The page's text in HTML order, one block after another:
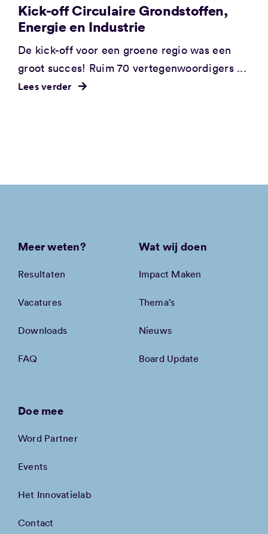
Kick-off Circulaire Grondstoffen,
Energie en Industrie
De kick-off voor een groene regio was een
groot succes! Ruim 70 vertegenwoordigers ...
Lees verder
Meer weten?
Resultaten
Vacatures
Downloads
FAQ
Wat wij doen
Impact Maken
Thema’s
Nieuws
Board Update
Doe mee
Word Partner
Events
Het Innovatielab
Contact